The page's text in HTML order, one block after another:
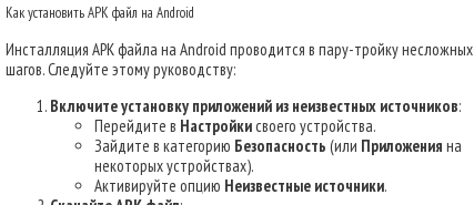
Как установить APK файл на Android
Инсталляция APK файла на Android проводится в пару-тройку несложных
шагов. Следуйте этому руководству:
Включите установку приложений из неизвестных источников:
Перейдите в Настройкисвоего устройства.
Зайдите в категорию Безопасность (или Приложения на
некоторых устройствах).
Активируйте опцию Неизвестные источники.